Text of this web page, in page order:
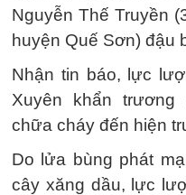
Nguyễn Thế Truyền
huyện Quế Sơn) đậu
Nhận tin báo, lực
Xuyên khẩn
chữa cháy đến hiện
Do lửa bùng phát
cây xăng dầu, lực